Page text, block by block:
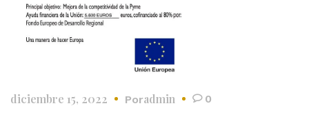
diciembre 15, 2022 Poradmin 0